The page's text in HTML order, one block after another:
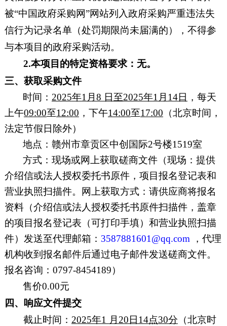
被“中国政府采购网”网站列入政府采购严重违法失
信行为记录名单（处罚期限尚未届满的），不得参
与本项目的政府采购活动。
2.本项目的特定资格要求： 无。
三、获取采购文件
时间： 2025年1 月 8 日至2025年1 月 14日 ，每天
上午09:00至12:00 ，下午14:00至17:00 （北京时间，
法定节假日 除外）
地点： 赣州市章贡区中创国际2号楼1519室
方式：现场或网上获取磋商文件（现场：提供
介绍信或法人授权委托书原件，项目报名登记表和
营业执照扫描件。网上获取方式：请供应商将报名
资料（介绍信或法人授权委托书原件扫描件，盖章
的项目报名登记表（可打印手填）和营业执照扫描
件）发送至代理邮箱： 3587881601@qq.com
，代理
机构收到报名邮件后通过电子邮件发送磋商文件。
报名咨询： 0797-8454189）
售价0.00元
四、响应文件提交
截止时间： 2025年1 月 20 日 14点30分 （北京时